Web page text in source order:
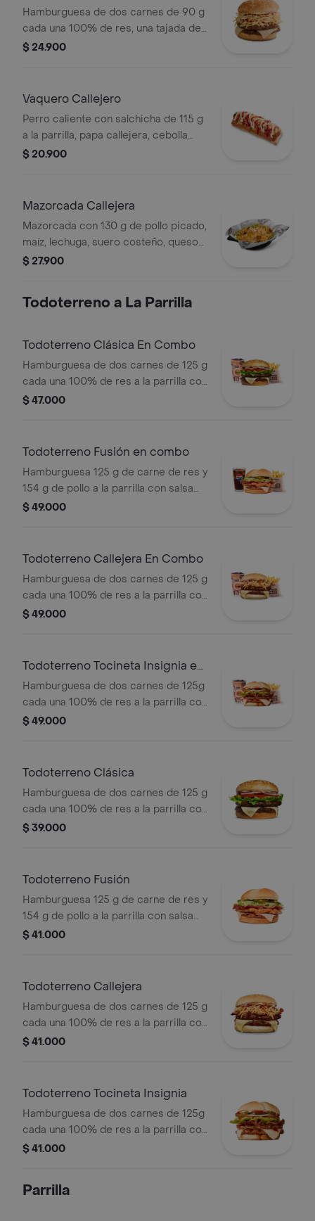
Hamburguesa de dos carnes de 90 g
cada una 100% de res, una tajada de
queso tipo mozzarella, papas
$ 24.900
Vaquero Callejero
Perro caliente con salchicha de 115 g
a la parrilla, papa callejera, cebolla
picada, salsa blanca, salsa de tomate
$ 20.900
Mazorcada Callejera
Mazorcada con 130 g de pollo picado,
maíz, lechuga, suero costeño, queso
costeño, salsa BBQ, salsa Corral,
$ 27.900
Todoterreno a La Parrilla
Todoterreno Clásica En Combo
Hamburguesa de dos carnes de 125 g
cada una 100% de res a la parrilla con
salsa bbq, queso mozzarella, lechuga,
$ 47.000
Todoterreno Fusión en combo
Hamburguesa 125 g de carne de res y
154 g de pollo a la parrilla con salsa
BBQ, tocineta, queso mozzarella,
medianas (Corral o cascos) + bebida
$ 49.000
Todoterreno Callejera En Combo
Hamburguesa de dos carnes de 125 g
cada una 100% de res a la parrilla con
salsa bbq, tocineta, queso mozzarella,
$ 49.000
Todoterreno Tocineta Insignia en
combo
Hamburguesa de dos carnes de 125g
cada una 100% de res a la parrilla con
salsa BBQ, tocineta, queso
tomate y mostaza en pan papa +
$ 49.000
Todoterreno Clásica
Hamburguesa de dos carnes de 125 g
cada una 100% de res a la parrilla con
salsa bbq, queso mozzarella, lechuga,
$ 39.000
Todoterreno Fusión
Hamburguesa 125 g de carne de res y
154 g de pollo a la parrilla con salsa
BBQ, tocineta, queso mozzarella,
$ 41.000
Todoterreno Callejera
Hamburguesa de dos carnes de 125 g
cada una 100% de res a la parrilla con
salsa bbq, tocineta, queso mozzarella,
$ 41.000
Todoterreno Tocineta Insignia
Hamburguesa de dos carnes de 125g
cada una 100% de res a la parrilla con
salsa BBQ, tocineta, queso
tomate y mostaza en pan papa
$ 41.000
Parrilla